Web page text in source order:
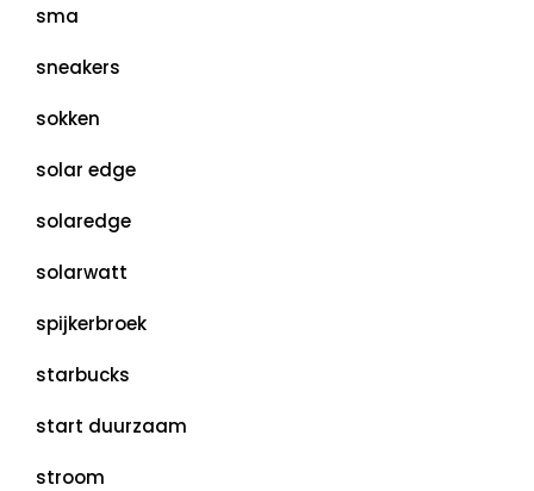
sma
sneakers
sokken
solar edge
solaredge
solarwatt
spijkerbroek
starbucks
start duurzaam
stroom